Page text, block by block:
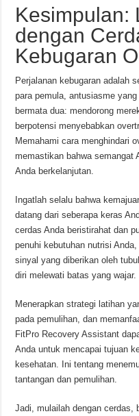
Kesimpulan:
dengan
Kebugaran
Perjalanan kebugaran adalah
para pemula, antusiasme
bermata dua: mendorong
berpotensi menyebabkan
Memahami cara menghindari
memastikan bahwa semangat
Anda berkelanjutan.
Ingatlah selalu bahwa
datang dari seberapa keras
cerdas Anda beristirahat dan
penuhi kebutuhan nutrisi
sinyal yang diberikan oleh
diri melewati batas yang wajar.
Menerapkan strategi latihan
pada pemulihan, dan
FitPro Recovery Assistant
Anda untuk mencapai tujuan
kesehatan. Ini tentang
tantangan dan pemulihan.
Jadi, mulailah dengan cerdas,